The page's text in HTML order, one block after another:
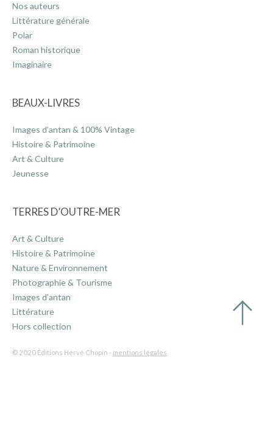
Nos auteurs
Littérature générale
Polar
Roman historique
Imaginaire
BEAUX-LIVRES
Images d’antan & 100% Vintage
Histoire & Patrimoine
Art & Culture
Jeunesse
TERRES D’OUTRE-MER
Art & Culture
Histoire & Patrimoine
Nature & Environnement
Photographie & Tourisme
Images d’antan
Littérature
Hors collection
© 2020 Éditions Hervé Chopin - mentions légales